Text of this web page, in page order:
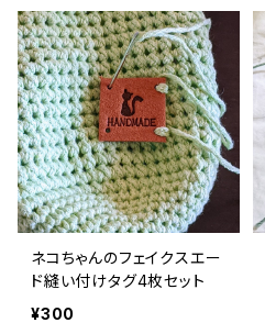
ネコちゃんのフェイクスエー
ド縫い付けタグ4枚セット
¥300